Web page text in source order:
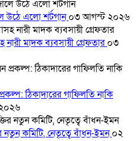
উঠে এলো শর্টগান০৩ আগস্ট ২০২৬
মাদক ব্যবসায়ী গ্রেফতার০৩
ঠিকাদারের গাফিলতি নাকি
নতুন কমিটি, নেতৃত্বে বাঁধন-ইমন০২